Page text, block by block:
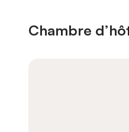
Chambre